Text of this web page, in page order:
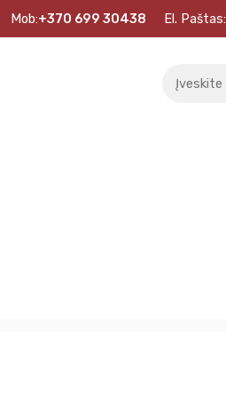
Mob:+370 699 30438 El. Paštas: